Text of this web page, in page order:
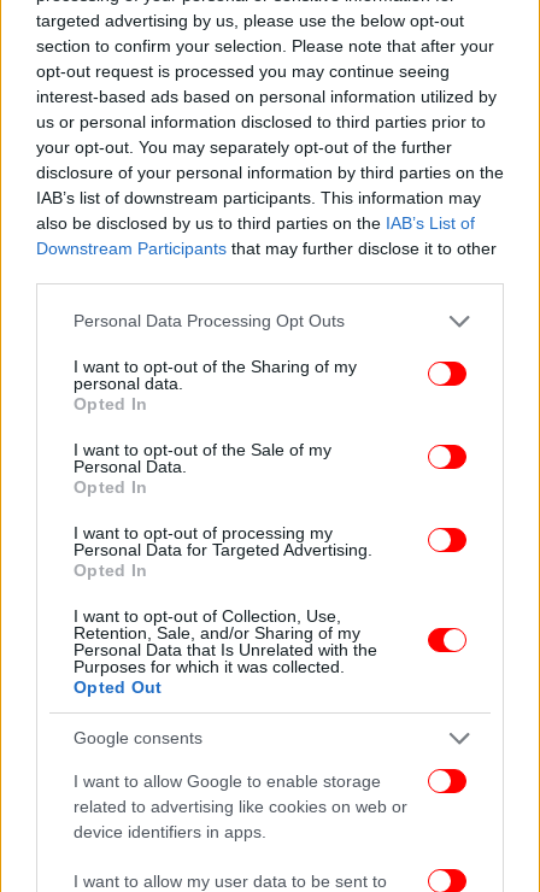
targeted advertising by us, please use the below opt-out
section to confirm your selection. Please note that after your
opt-out request is processed you may continue seeing
interest-based ads based on personal information utilized by
us or personal information disclosed to third parties prior to
your opt-out. You may separately opt-out of the further
disclosure of your personal information by third parties on the
IAB’s list of downstream participants. This information may
also be disclosed by us to third parties on the IAB’s List of
Downstream Participants that may further disclose it to other
Please note that this website/app uses one or more Google
not limited to your visit or usage behaviour. You may click to
grant or deny consent to Google and its third-party tags to
use your data for below specified purposes in below Google
consent section.
Personal Data Processing Opt Outs
I want to opt-out of the Sharing of my
personal data.
Opted In
I want to opt-out of the Sale of my
Personal Data.
Opted In
I want to opt-out of processing my
Personal Data for Targeted Advertising.
Opted In
I want to opt-out of Collection, Use,
Retention, Sale, and/or Sharing of my
Personal Data that Is Unrelated with the
Purposes for which it was collected.
Opted Out
Google consents
I want to allow Google to enable storage
related to advertising like cookies on web or
device identifiers in apps.
I want to allow my user data to be sent to
«Επαναφέρουμε την πρόταση μας για ένα νέο ΕΚΑΣ,
που αφορά 350.000 χαμηλοσυνταξιούχους, την
κατάργηση της προσωπικής διαφοράς και την
διόρθωση των αδικιών που αφορούν τις συντάξεις
χηρείας και αναπηρίας», ανέφερε σχετικά με το
ΕΚΑΣ.